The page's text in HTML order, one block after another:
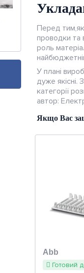
Перед тим,як
проводки та
роль
У плані
дуже якісні.
категорії
автор:
Якщо Вас
Abb
Готовий